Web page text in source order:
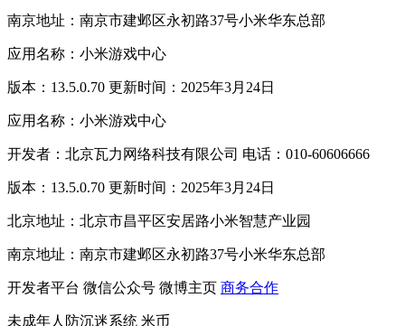
南京地址：南京市建邺区永初路37号小米华东总部
应用名称：小米游戏中心
版本：13.5.0.70 更新时间：2025年3月24日
应用名称：小米游戏中心
开发者：北京瓦力网络科技有限公司 电话：010-60606666
版本：13.5.0.70 更新时间：2025年3月24日
北京地址：北京市昌平区安居路小米智慧产业园
南京地址：南京市建邺区永初路37号小米华东总部
开发者平台 微信公众号 微博主页 商务合作
未成年人防沉迷系统 米币